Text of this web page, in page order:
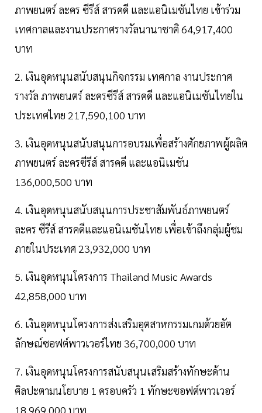
ภาพยนตร์ ละคร ซีรีส์ สารคดี และแอนิเมชันไทย เข้าร่วม
เทศกาลและงานประกาศรางวัลนานาชาติ 64,917,400
บาท
2. เงินอุดหนุนสนับสนุนกิจกรรม เทศกาล งานประกาศ
รางวัล ภาพยนตร์ ละครซีรีส์ สารคดี และแอนิเมชันไทยใน
ประเทศไทย 217,590,100 บาท
3. เงินอุดหนุนสนับสนุนการอบรมเพื่อสร้างศักยภาพผู้ผลิต
ภาพยนตร์ ละครซีรีส์ สารคดี และแอนิเมชัน
136,000,500 บาท
4. เงินอุดหนุนสนับสนุนการประชาสัมพันธ์ภาพยนตร์
ละคร ซีรีส์ สารคดีและแอนิเมชันไทย เพื่อเข้าถึงกลุ่มผู้ชม
ภายในประเทศ 23,932,000 บาท
5. เงินอุดหนุนโครงการ Thailand Music Awards
42,858,000 บาท
6. เงินอุดหนุนโครงการส่งเสริมอุตสาหกรรมเกมด้วยอัต
ลักษณ์ซอฟต์พาวเวอร์ไทย 36,700,000 บาท
7. เงินอุดหนุนโครงการสนับสนุนเสริมสร้างทักษะด้าน
ศิลปะตามนโยบาย 1 ครอบครัว 1 ทักษะซอฟต์พาวเวอร์
18,969,000 บาท